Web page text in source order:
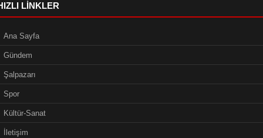
LINKLER
Ana Sayfa
Gündem
Şalpazarı
Spor
Kültür-Sanat
İletişim